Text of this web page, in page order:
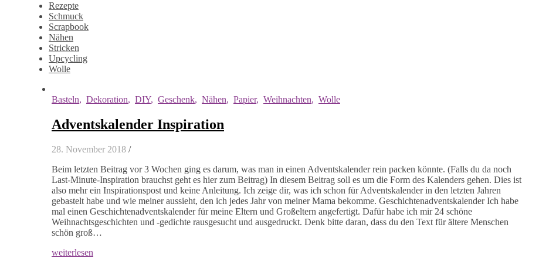
Rezepte
Schmuck
Scrapbook
Nähen
Stricken
Upcycling
Wolle
Basteln, Dekoration, DIY, Geschenk, Nähen, Papier, Weihnachten, Wolle
Adventskalender Inspiration
28. November 2018 /
Beim letzten Beitrag vor 3 Wochen ging es darum, was man in einen Adventskalender rein packen könnte. (Falls du da noch
Last-Minute-Inspiration brauchst geht es hier zum Beitrag) In diesem Beitrag soll es um die Form des Kalenders gehen. Dies ist
also mehr ein Inspirationspost und keine Anleitung. Ich zeige dir, was ich schon für Adventskalender in den letzten Jahren
gebastelt habe und wie meiner aussieht, den ich jedes Jahr von meiner Mama bekomme. Geschichtenadventskalender Ich habe
mal einen Geschichtenadventskalender für meine Eltern und Großeltern angefertigt. Dafür habe ich mir 24 schöne
Weihnachtsgeschichten und -gedichte rausgesucht und ausgedruckt. Denk bitte daran, dass du den Text für ältere Menschen
schön groß…
weiterlesen